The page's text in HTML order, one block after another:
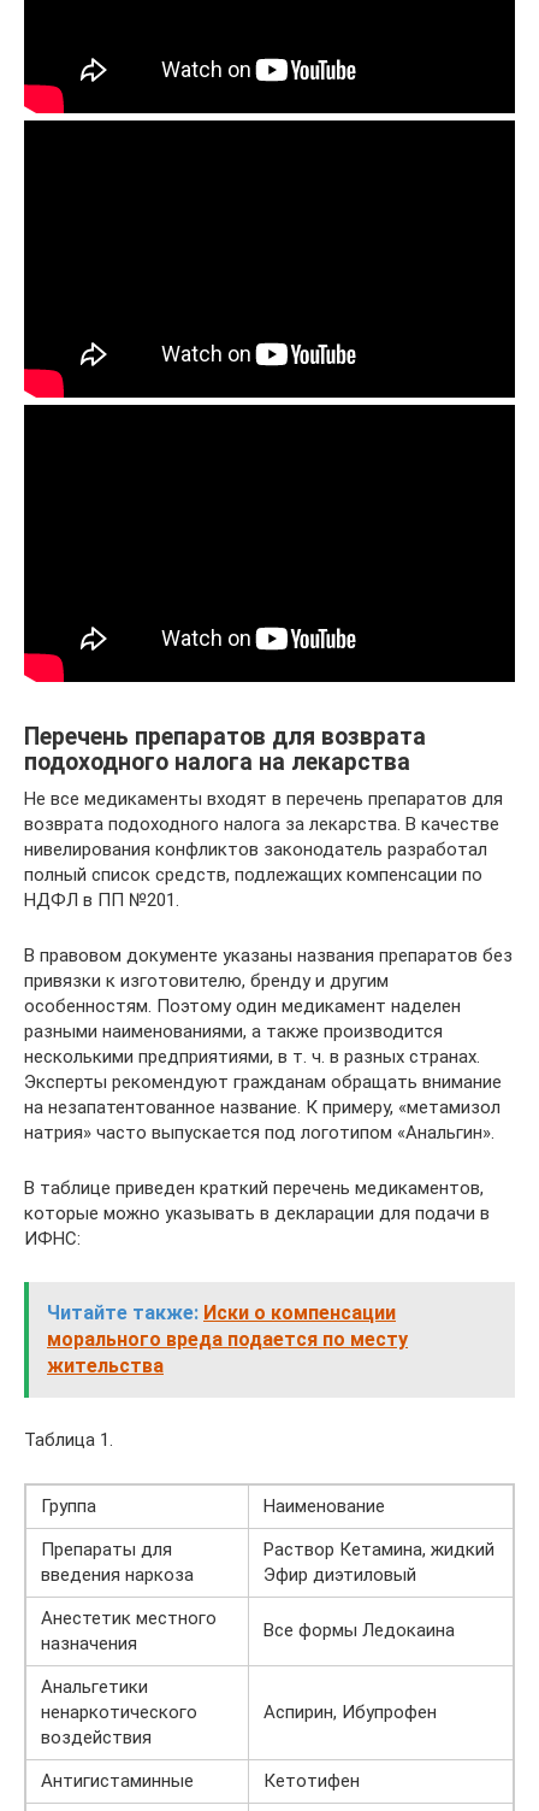
Перечень препаратов для возврата
подоходного налога на лекарства
Не все медикаменты входят в перечень препаратов для
возврата подоходного налога за лекарства. В качестве
нивелирования конфликтов законодатель разработал
полный список средств, подлежащих компенсации по
НДФЛ в ПП №201.
В правовом документе указаны названия препаратов без
привязки к изготовителю, бренду и другим
особенностям. Поэтому один медикамент наделен
разными наименованиями, а также производится
несколькими предприятиями, в т. ч. в разных странах.
Эксперты рекомендуют гражданам обращать внимание
на незапатентованное название. К примеру, «метамизол
натрия» часто выпускается под логотипом «Анальгин».
В таблице приведен краткий перечень медикаментов,
которые можно указывать в декларации для подачи в
ИФНС:
Читайте также: Иски о компенсации
морального вреда подается по месту
жительства
Таблица 1.
Группа
Наименование
Препараты для
введения наркоза
Раствор Кетамина, жидкий
Эфир диэтиловый
Анестетик местного
назначения
Все формы Ледокаина
Анальгетики
ненаркотического
воздействия
Аспирин, Ибупрофен
Антигистаминные
Кетотифен